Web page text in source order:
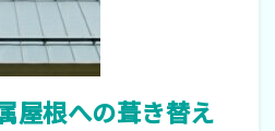
屋根への葺き替え